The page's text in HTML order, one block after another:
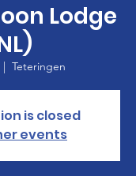
Lodge
|
Teteringen
is closed
events